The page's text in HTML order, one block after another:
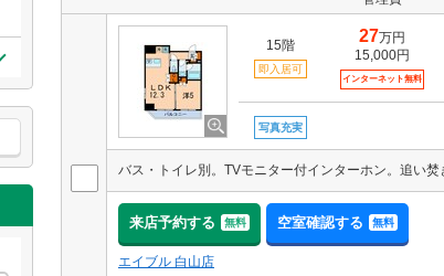
15階
即入居可
27万円
15,000円
インターネット無料
写真充実
来店予約する 無料 空室確認する 無料
エイブル 白山店